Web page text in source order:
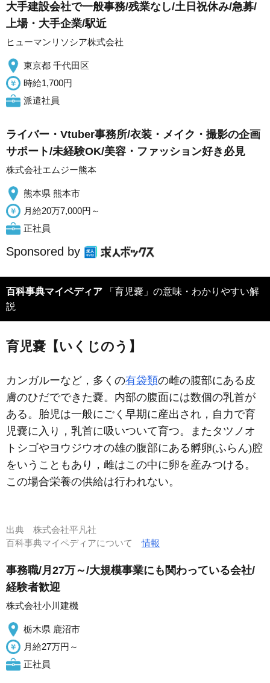
大手建設会社で一般事務/残業なし/土日祝休み/急募/
上場・大手企業/駅近
ヒューマンリソシア株式会社
東京都 千代田区
時給1,700円
派遣社員
ライバー・Vtuber事務所/衣装・メイク・撮影の企画
サポート/未経験OK/美容・ファッション好き必見
株式会社エムジー熊本
熊本県 熊本市
月給20万7,000円～
正社員
Sponsored by
百科事典マイペディア
説
育児嚢【いくじのう】
カンガルーなど，多くの有袋類の雌の腹部にある皮
膚のひだでできた嚢。内部の腹面には数個の乳首が
ある。胎児は一般にごく早期に産出され，自力で育
児嚢に入り，乳首に吸いついて育つ。またタツノオ
トシゴやヨウジウオの雄の腹部にある孵卵(ふらん)腔
をいうこともあり，雌はこの中に卵を産みつける。
この場合栄養の供給は行われない。
出典 株式会社平凡社
百科事典マイペディアについて情報
事務職/月27万～/大規模事業にも関わっている会社/
経験者歓迎
株式会社小川建機
栃木県 鹿沼市
月給27万円～
正社員